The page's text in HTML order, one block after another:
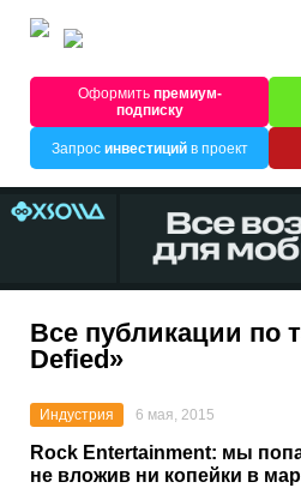
Оформитьпремиум-
подписку
Запрос инвестицийв проект
Все публикации по
Defied»
Индустрия 6 мая, 2015
Rock Entertainment: мы
не вложив ни копейки в